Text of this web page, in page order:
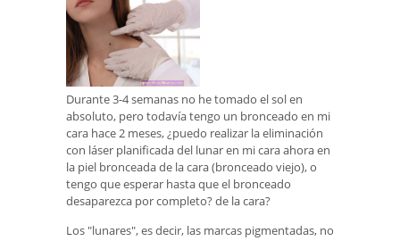
Durante 3-4 semanas no he tomado el sol en
absoluto, pero todavía tengo un bronceado en mi
cara hace 2 meses, ¿puedo realizar la eliminación
con láser planificada del lunar en mi cara ahora en
la piel bronceada de la cara (bronceado viejo), o
tengo que esperar hasta que el bronceado
desaparezca por completo? de la cara?
Los "lunares", es decir, las marcas pigmentadas, no